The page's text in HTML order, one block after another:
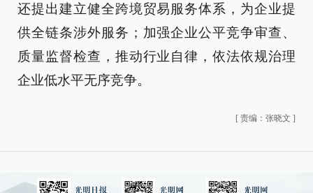
还提出建立健全跨境贸易服务体系，为企业提
供全链条涉外服务；加强企业公平竞争审查、
质量监督检查，推动行业自律，依法依规治理
企业低水平无序竞争。
[ 责编：张晓文 ]